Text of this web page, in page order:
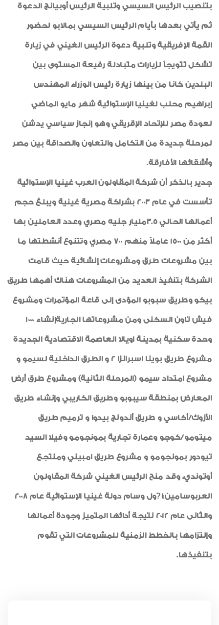
بتنصيب الرئيس السيسي وتلبية الرئيس أوبيانج الدعوة
ثم يأتي بعدها بأيام الرئيس السيسي بمالابو لحضور
القمة الإفريقية وتلبية دعوة الرئيس الغيني في زيارة
تشكل تتويجاً لزيارات متبادلة رفيعة المستوى بين
البلدين كانا من بينها زيارة رئيس الوزراء المهندس
إبراهيم محلب لغينيا الإستوائية شهر مايو الماضي
لعودة مصر للإتحاد الإقريقي وهو إنجاز سياسي يدشن
لمرحلة جديدة من التكامل والتعاون والصداقة بين مصر
وأشقائها الأفارقة.
جدير بالذكر أن شركة المقاولون العرب غينيا الإستوائية
تأسست في عام 2003 بشراكة مصرية غينية ويبلغ حجم
أعمالها الحالي 3.5مليار جنيه مصري وعدد العاملين بها
أكثر من 1500 عاملاً منهم 700 مصري وتتنوع أنشطتها ما
بين مشروعات طرق ومشروعات إنشائية حيث قامت
الشركة بتنفيذ العديد من المشروعات هناك أهمها طريق
بيكو وطريق سبوبو المؤدى إلى قاعة المؤتمرات ومشروع
فيش تاون السكنى ومن مشروعاتها الجاريةإنشاء 1000
وحدة سكنية بمدينة اويالا العاصمة الاقتصادية الجديدة
مشروع طريق بوينا اسبرانزا 2 و الطرق الداخلية لسيمو و
مشروع امتداد سيمو (المرحلة الثانية) ومشروع طرق أرض
المعارض بمنطقة سيبوبو وطريق الكاريبي وإنشاء طريق
الأزوك/أكاسي و طريق أندونج بيدوا و ترميم طريق
ميتومو/كوجو وعمارة تجارية بمونجومو وفيلا السيد
تيودور بمونجومو و مشروع طريق امبيني ومنتجع
أوتوندي، وقد منح الرئيس الغيني شركة المقاولون
العربوسامين:ا?ول وسام دولة غينيا الإستوائية عام 2008
والثانى عام 2012 نتيجة أدائها المتميز وجودة أعمالها
وإلتزامها بالخطط الزمنية للمشروعات التي تقوم
بتنفيذها.